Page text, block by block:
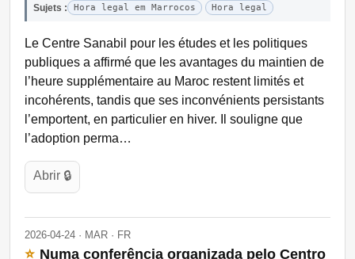
Sujets : Hora legal em Marrocos Hora legal
Le Centre Sanabil pour les études et les politiques
publiques a affirmé que les avantages du maintien de
l’heure supplémentaire au Maroc restent limités et
incohérents, tandis que ses inconvénients persistants
l’emportent, en particulier en hiver. Il souligne que
l’adoption perma…
Abrir 🔒
2026-04-24 · MAR · FR
⭐ Numa conferência organizada pelo Centro